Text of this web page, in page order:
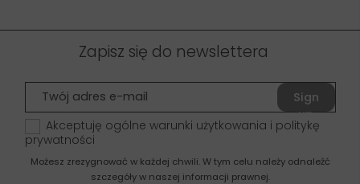
Zapisz się do newslettera
Sign
up
Akceptuję ogólne warunki użytkowania i politykę
prywatności
Możesz zrezygnować w każdej chwili. W tym celu należy odnaleźć
szczegóły w naszej informacji prawnej.